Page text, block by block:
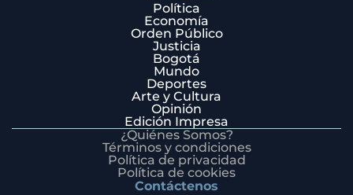
Política
Economía
Orden Público
Justicia
Bogotá
Mundo
Deportes
Arte y Cultura
Opinión
Edición Impresa
¿Quiénes Somos?
Términos y condiciones
Política de privacidad
Política de cookies
Contáctenos